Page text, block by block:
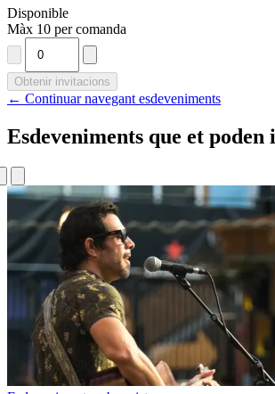
Disponible
Màx 10 per comanda
Obtenir invitacions
← Continuar navegant esdeveniments
Esdeveniments que et poden